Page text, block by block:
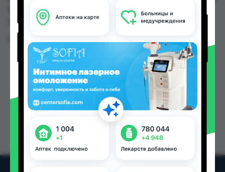
105.00 TJS в Душанбе и других городах
Таджикистана